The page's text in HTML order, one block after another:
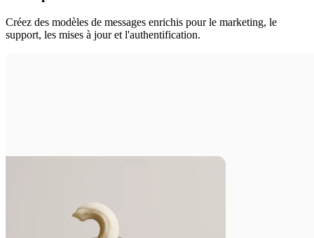
Créez des modèles de messages enrichis pour le marketing, le
support, les mises à jour et l'authentification.